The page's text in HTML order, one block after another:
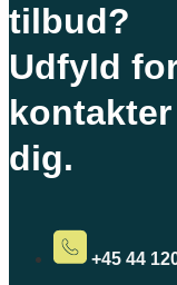
tilbud?
Udfyld
dig.
+45 44